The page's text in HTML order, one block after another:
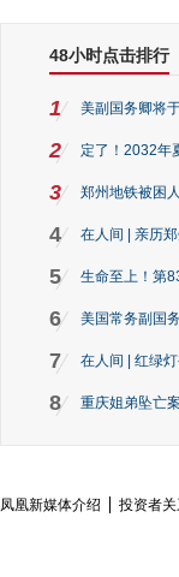
48小时点击排行
1 美副国务卿将
2 定了！2032年
3 郑州地铁被困
4 在人间 | 亲历
5 生命至上！第
6 美国常务副国
7 在人间 | 红绿
8 重庆姐弟坠亡
凤凰新媒体介绍 投资者